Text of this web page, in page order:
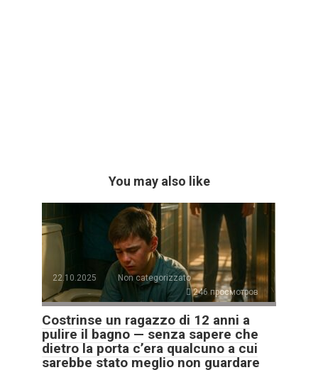
You may also like
22.10.2025
Non categorizzato
246 просмотров
Costrinse un ragazzo di 12 anni a
pulire il bagno — senza sapere che
dietro la porta c’era qualcuno a cui
sarebbe stato meglio non guardare